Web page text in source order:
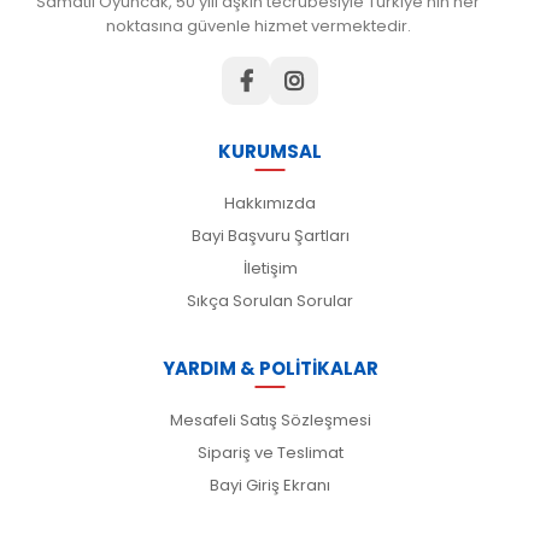
noktasına güvenle hizmet vermektedir.
KURUMSAL
Hakkımızda
Bayi Başvuru Şartları
İletişim
Sıkça Sorulan Sorular
YARDIM & POLİTİKALAR
Mesafeli Satış Sözleşmesi
Sipariş ve Teslimat
Bayi Giriş Ekranı